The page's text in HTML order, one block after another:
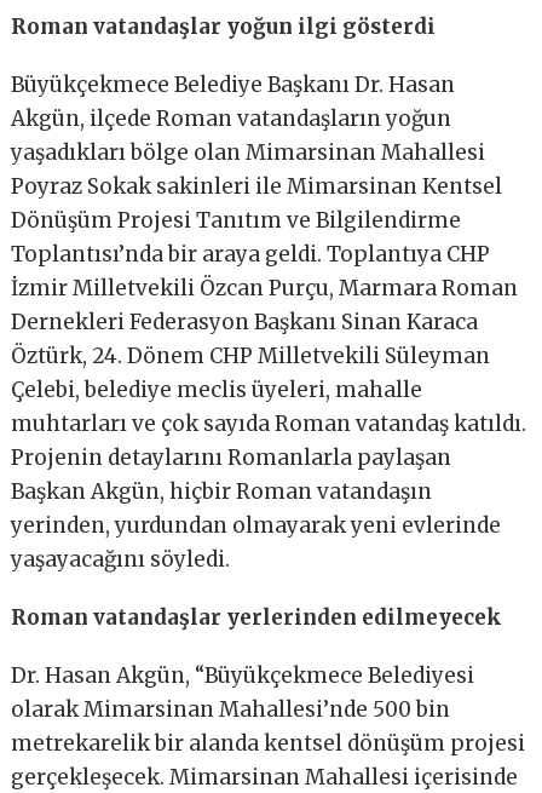
Roman vatandaşlar yoğun ilgi gösterdi
Büyükçekmece Belediye Başkanı Dr. Hasan
Akgün, ilçede Roman vatandaşların yoğun
yaşadıkları bölge olan Mimarsinan Mahallesi
Poyraz Sokak sakinleri ile Mimarsinan Kentsel
Dönüşüm Projesi Tanıtım ve Bilgilendirme
Toplantısı’nda bir araya geldi. Toplantıya CHP
İzmir Milletvekili Özcan Purçu, Marmara Roman
Dernekleri Federasyon Başkanı Sinan Karaca
Öztürk, 24. Dönem CHP Milletvekili Süleyman
Çelebi, belediye meclis üyeleri, mahalle
muhtarları ve çok sayıda Roman vatandaş katıldı.
Projenin detaylarını Romanlarla paylaşan
Başkan Akgün, hiçbir Roman vatandaşın
yerinden, yurdundan olmayarak yeni evlerinde
yaşayacağını söyledi.
Roman vatandaşlar yerlerinden edilmeyecek
Dr. Hasan Akgün, “Büyükçekmece Belediyesi
olarak Mimarsinan Mahallesi’nde 500 bin
metrekarelik bir alanda kentsel dönüşüm projesi
gerçekleşecek. Mimarsinan Mahallesi içerisinde